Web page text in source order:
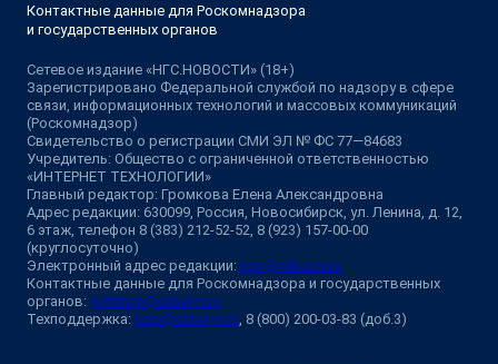
Контактные данные для Роскомнадзора
и государственных органов
Сетевое издание «НГС.НОВОСТИ» (18+)
Зарегистрировано Федеральной службой по надзору в сфере
связи, информационных технологий и массовых коммуникаций
(Роскомнадзор)
Свидетельство о регистрации СМИ ЭЛ № ФС 77—84683
Учредитель: Общество с ограниченной ответственностью
«ИНТЕРНЕТ ТЕХНОЛОГИИ»
Главный редактор: Громкова Елена Александровна
Адрес редакции: 630099, Россия, Новосибирск, ул. Ленина, д. 12,
6 этаж, телефон 8 (383) 212-52-52, 8 (923) 157-00-00
(круглосуточно)
Электронный адрес редакции: ngs@shkulev.ru
Контактные данные для Роскомнадзора и государственных
органов: juristnsk@shkulev.ru
Техподдержка: help@shkulev.ru , 8 (800) 200-03-83 (доб.3)